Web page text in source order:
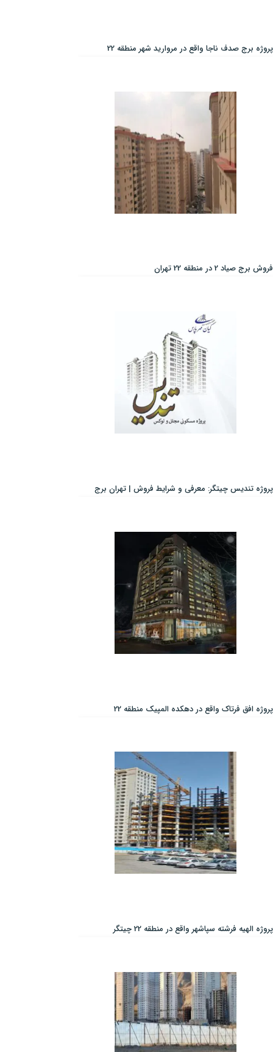
پروژه برج صدف ناجا واقع در مروارید شهر منطقه 22
فروش برج صیاد 2 در منطقه 22 تهران
پروژه تندیس چیتگر: معرفی و شرایط فروش | تهران برج
پروژه افق فرتاک واقع در دهکده المپیک منطقه 22
پروژه الهیه فرشته سپاشهر واقع در منطقه 22 چیتگر